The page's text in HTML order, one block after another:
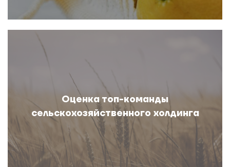
Оценка топ-команды
сельскохозяйственного холдинга